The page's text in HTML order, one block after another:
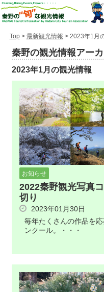
Top> 最新観光情報 > 2023年1月
秦野の観光情報アー
2023年1月の観光情報
お知らせ
2022秦野観光写真
切り
2023年01月30日
毎年たくさんの作品を
ンクール。・・・